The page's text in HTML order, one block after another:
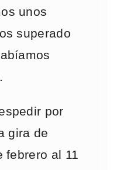
unos
superado
por
gira de
febrero al 11